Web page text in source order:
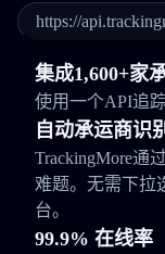
https://
集成1,600+家
使用一个API追
自动承运商识
TrackingMore通
难题。无需下拉
台。
99.9% 在线率